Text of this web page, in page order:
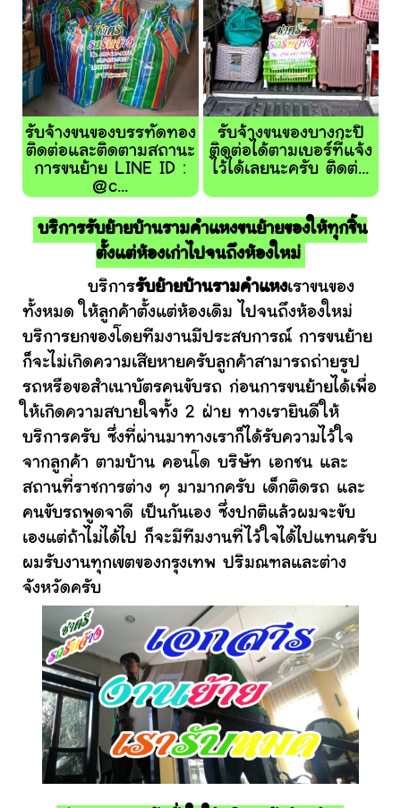
รับจ้างขนของบรรทัดทอง
ติดต่อและติดตามสถานะ
การขนย้าย LINE ID :
@c...
รับจ้างขนของบางกะปิ
ติดต่อได้ตามเบอร์ที่แจ้ง
ไว้ได้เลยนะครับ ติดต่...
บริการรับย้ายบ้านรามคำแหงขนย้ายของให้ทุกชิ้น
ตั้งแต่ห้องเก่าไปจนถึงห้องใหม่
บริการรับย้ายบ้านรามคำแหงเราขนของ
ทั้งหมด ให้ลูกค้าตั้งแต่ห้องเดิม ไปจนถึงห้องใหม่
บริการยกของโดยทีมงานมีประสบการณ์ การขนย้าย
ก็จะไม่เกิดความเสียหายครับลูกค้าสามารถถ่ายรูป
รถหรือขอสำเนาบัตรคนขับรถ ก่อนการขนย้ายได้เพื่อ
ให้เกิดความสบายใจทั้ง 2 ฝ่าย ทางเรายินดีให้
บริการครับ ซึ่งที่ผ่านมาทางเราก็ได้รับความไว้ใจ
จากลูกค้า ตามบ้าน คอนโด บริษัท เอกชน และ
สถานที่ราชการต่าง ๆ มามากครับ เด็กติดรถ และ
คนขับรถพูดจาดี เป็นกันเอง ซึ่งปกติแล้วผมจะขับ
เองแต่ถ้าไม่ได้ไป ก็จะมีทีมงานที่ไว้ใจได้ไปแทนครับ
ผมรับงานทุกเขตของกรุงเทพ ปริมณฑลและต่าง
จังหวัดครับ